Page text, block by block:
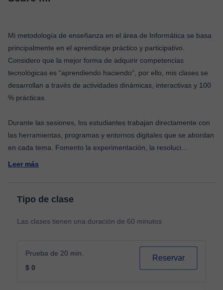
Mi metodología de enseñanza en el área de Informática se basa
principalmente en el aprendizaje práctico y participativo.
Considero que la mejor forma de adquirir competencias
tecnológicas es “aprendiendo haciendo”, por ello, mis clases se
desarrollan a través de actividades dinámicas, interactivas y 100
% prácticas.
Durante las sesiones, los estudiantes trabajan directamente con
las herramientas, programas y entornos digitales que se abordan
en cada tema. Fomento la experimentación, la resoluci
Leer más
Tipo de clase
Las clases tienen una duración de 60 minutos
Prueba de 20 min.
$ 0
Reservar